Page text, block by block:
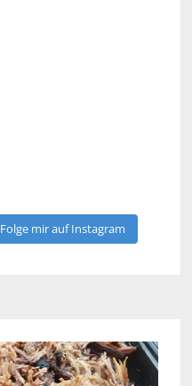
Folge mir auf Instagram